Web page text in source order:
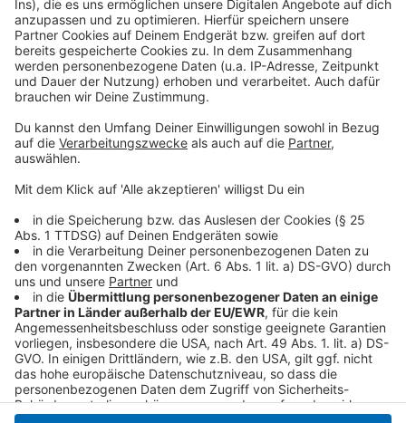
einzubetten. Dieser Service kann
Daten zu Ihren Aktivitäten
sammeln. Bitte lesen Sie die
Details durch und stimmen Sie der
Nutzung des Service zu, um dieses
Video anzusehen.
Mehr Informationen
Akzeptieren
powered byUsercentrics Consent
Management Platform
Video)
Anzeige
Anzeige